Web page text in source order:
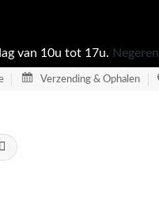
van 10u tot 17u. Negeren
Verzending & Ophalen